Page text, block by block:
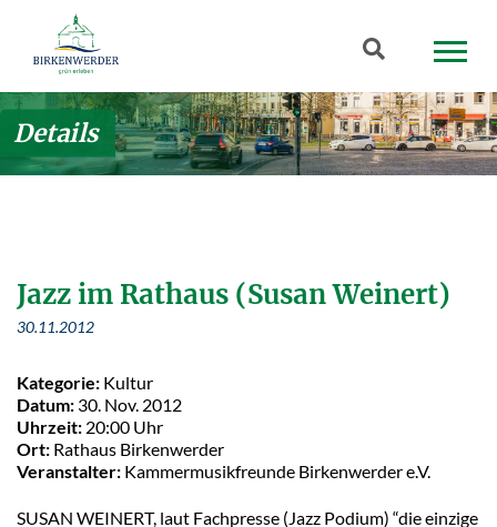
Zum Hauptinhalt springen
Suchbegriff
Details
Jazz im Rathaus (Susan Weinert)
30.11.2012
Kategorie: Kultur
Datum: 30. Nov. 2012
Uhrzeit: 20:00 Uhr
Ort: Rathaus Birkenwerder
Veranstalter: Kammermusikfreunde Birkenwerder e.V.
SUSAN WEINERT, laut Fachpresse (Jazz Podium) “die einzige